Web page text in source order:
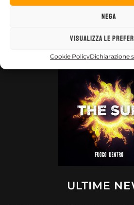
Nega
Visualizza le
Cookie PolicyDichiarazione
FUOCO
ULTIME